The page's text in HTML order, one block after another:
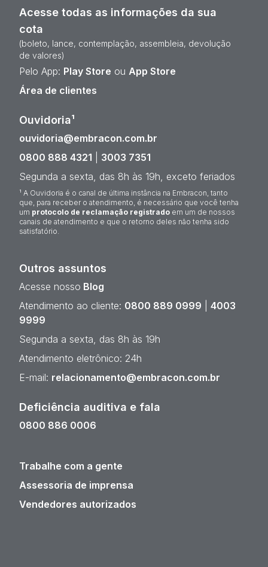
Acesse todas as informações da sua
cota
(boleto, lance, contemplação, assembleia, devolução
de valores)
Pelo App: Play Store ou App Store
Área de clientes
Ouvidoria¹
ouvidoria@embracon.com.br
0800 888 4321
3003 7351
Segunda a sexta, das 8h às 19h, exceto feriados
¹ A Ouvidoria é o canal de última instância na Embracon, tanto
que, para receber o atendimento, é necessário que você tenha
um protocolo de reclamação registrado em um de nossos
canais de atendimento e que o retorno deles não tenha sido
satisfatório.
Outros assuntos
Acesse nosso Blog
Atendimento ao cliente: 0800 889 0999
4003
9999
Segunda a sexta, das 8h às 19h
Atendimento eletrônico: 24h
E-mail: relacionamento@embracon.com.br
Deficiência auditiva e fala
0800 886 0006
Trabalhe com a gente
Assessoria de imprensa
Vendedores autorizados